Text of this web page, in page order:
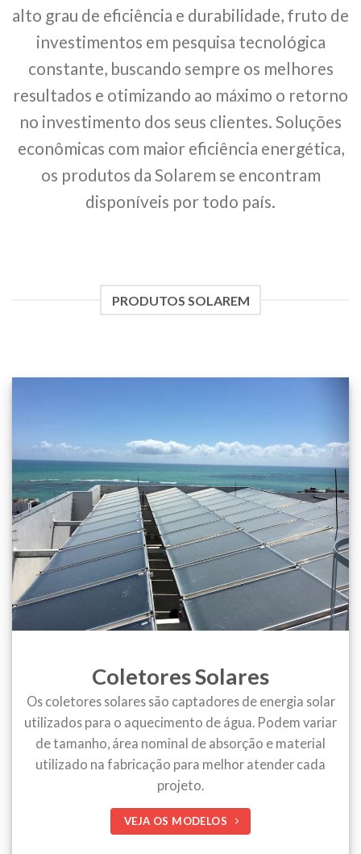
alto grau de eficiência e durabilidade, fruto de
investimentos em pesquisa tecnológica
constante, buscando sempre os melhores
resultados e otimizando ao máximo o retorno
no investimento dos seus clientes. Soluções
econômicas com maior eficiência energética,
os produtos da Solarem se encontram
disponíveis por todo país.
PRODUTOS SOLAREM
Coletores Solares
Os coletores solares são captadores de energia solar
utilizados para o aquecimento de água. Podem variar
de tamanho, área nominal de absorção e material
utilizado na fabricação para melhor atender cada
projeto.
VEJA OS MODELOS